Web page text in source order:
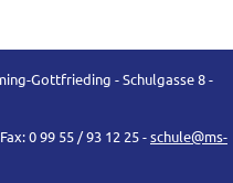
Gottfrieding - Schulgasse 8 -
0 99 55 / 93 12 25 -schule@ms-